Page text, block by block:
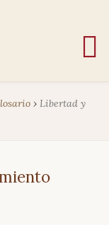
› Libertad y